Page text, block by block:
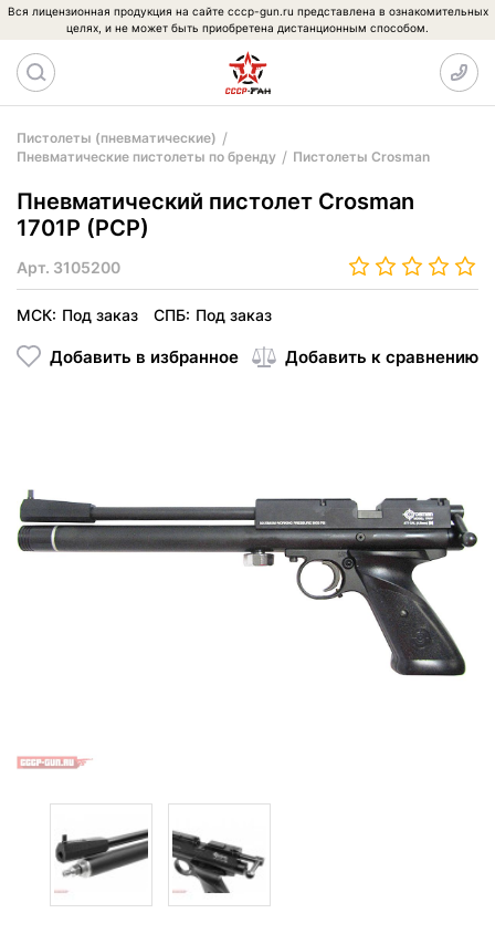
Вся лицензионная продукция на сайте cccp-gun.ru представлена в ознакомительных
целях, и не может быть приобретена дистанционным способом.
Пистолеты (пневматические)
Пневматические пистолеты по бренду
Пистолеты Crosman
Пневматический пистолет Crosman
1701P (PCP)
Арт. 3105200
МСК: Под заказ СПБ: Под заказ
Добавить в избранное Добавить к сравнению